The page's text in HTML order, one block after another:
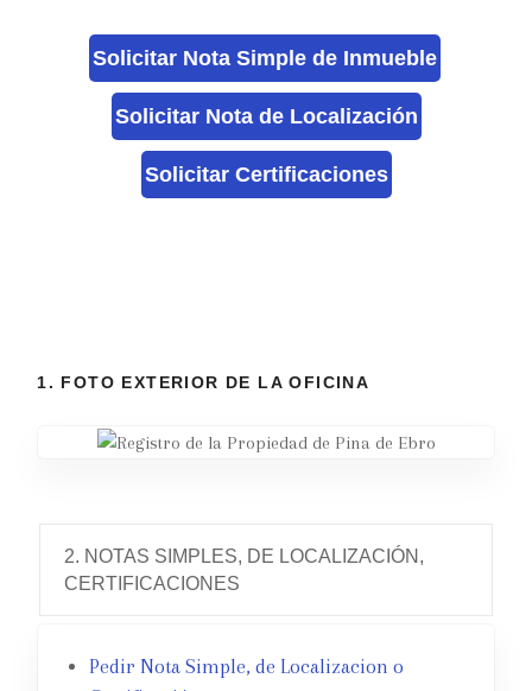
Solicitar Nota Simple de Inmueble
Solicitar Nota de Localización
Solicitar Certificaciones
1. FOTO EXTERIOR DE LA OFICINA
2. NOTAS SIMPLES, DE LOCALIZACIÓN,
CERTIFICACIONES
Pedir Nota Simple, de Localizacion o